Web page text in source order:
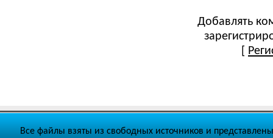
Добавлять
Все файлы взяты из свободных источников и